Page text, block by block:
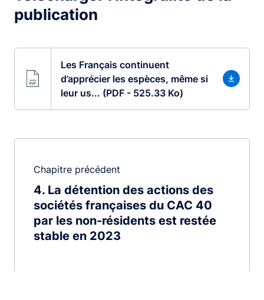
publication
Les Français continuent
d’apprécier les espèces, même si
leur us... (PDF - 525.33 Ko)
Chapitre précédent
4 La détention des actions des
sociétés françaises du CAC 40
par les non-résidents est restée
stable en 2023